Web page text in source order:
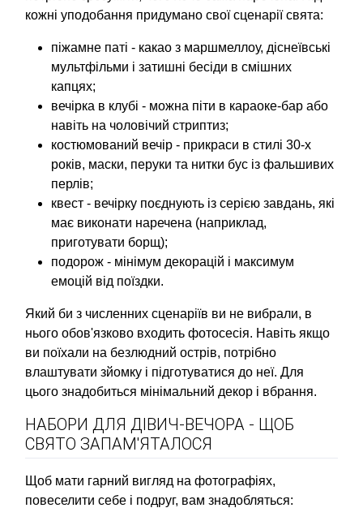
кожні уподобання придумано свої сценарії свята:
піжамне паті - какао з маршмеллоу, діснеївські
мультфільми і затишні бесіди в смішних
капцях;
вечірка в клубі - можна піти в караоке-бар або
навіть на чоловічий стриптиз;
костюмований вечір - прикраси в стилі 30-х
років, маски, перуки та нитки бус із фальшивих
перлів;
квест - вечірку поєднують із серією завдань, які
має виконати наречена (наприклад,
приготувати борщ);
подорож - мінімум декорацій і максимум
емоцій від поїздки.
Який би з численних сценаріїв ви не вибрали, в
нього обов'язково входить фотосесія. Навіть якщо
ви поїхали на безлюдний острів, потрібно
влаштувати зйомку і підготуватися до неї. Для
цього знадобиться мінімальний декор і вбрання.
НАБОРИ ДЛЯ ДІВИЧ-ВЕЧОРА - ЩОБ
СВЯТО ЗАПАМ'ЯТАЛОСЯ
Щоб мати гарний вигляд на фотографіях,
повеселити себе і подруг, вам знадобляться: